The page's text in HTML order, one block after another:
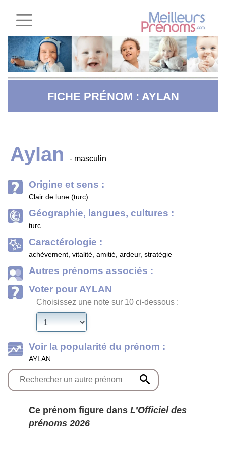
FICHE PRÉNOM : AYLAN
Aylan - masculin
Origine et sens :
Clair de lune (turc).
Géographie, langues, cultures :
turc
Caractérologie :
achèvement, vitalité, amitié, ardeur, stratégie
Autres prénoms associés :
Voter pour AYLAN
Choisissez une note sur 10 ci-dessous :
Voir la popularité du prénom :
AYLAN
Ce prénom figure dans L’Officiel des
prénoms 2026